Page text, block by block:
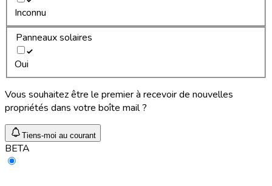
Inconnu
Panneaux solaires
Oui
Vous souhaitez être le premier à recevoir de nouvelles
propriétés dans votre boîte mail ?
Tiens-moi au courant
BETA